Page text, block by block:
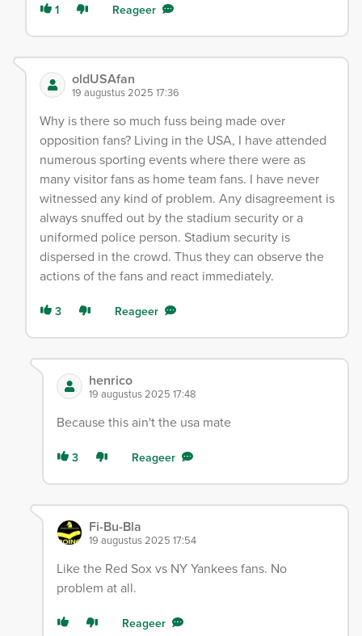
1 Reageer
oldUSAfan
19 augustus 2025 17:36
Why is there so much fuss being made over
opposition fans? Living in the USA, I have attended
numerous sporting events where there were as
many visitor fans as home team fans. I have never
witnessed any kind of problem. Any disagreement is
always snuffed out by the stadium security or a
uniformed police person. Stadium security is
dispersed in the crowd. Thus they can observe the
actions of the fans and react immediately.
3 Reageer
henrico
19 augustus 2025 17:48
Because this ain't the usa mate
3 Reageer
Fi-Bu-Bla
19 augustus 2025 17:54
Like the Red Sox vs NY Yankees fans. No
problem at all.
Reageer